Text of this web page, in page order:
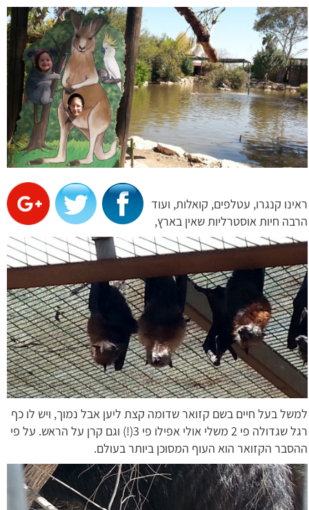
ראינו קנגרו, עטלפים, קואלות, ועוד
הרבה חיות אוסטרליות שאין בארץ,
למשל בעל חיים בשם קזואר שדומה קצת ליען אבל נמוך, ויש לו כף
רגל שגדולה פי 2 משלי אולי אפילו פי 3(!) וגם קרן על הראש. על פי
ההסבר הקזואר הוא העוף המסוכן ביותר בעולם.